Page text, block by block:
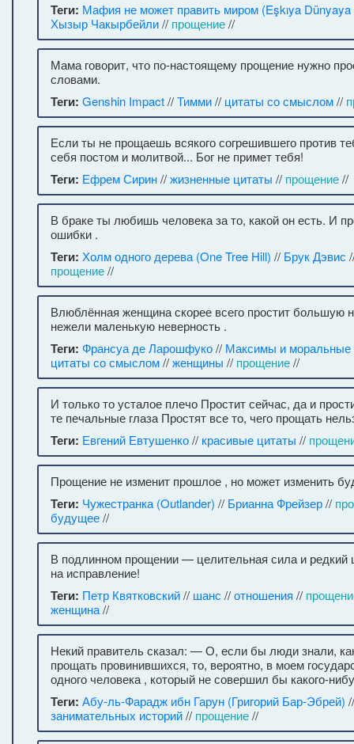
Теги: Мафия не может править миром (Eşkıya
Хызыр Чакырбейли// прощение//
Мама говорит, что по-настоящему прощение нужно
словами.
Теги: Genshin Impact//Тимми// цитаты со смыслом//
Если ты не прощаешь всякого согрешившего против
себя постом и молитвой... Бог не примет тебя!
Теги: Ефрем Сирин//жизненные цитаты // прощение//
В браке ты любишь человека за то, какой он есть. И
ошибки .
Теги: Холм одного дерева (One Tree Hill) // Брук Дэвис
прощение//
Влюблённая женщина скорее всего простит большую
нежели маленькую неверность .
Теги: Франсуа де Ларошфуко// Максимы и
цитаты со смыслом//женщины // прощение//
И только то усталое плечо Простит сейчас, да и
те печальные глаза Простят все то, чего прощать
Теги: Евгений Евтушенко// красивые цитаты //
Прощение не изменит прошлое , но может изменить
Теги: Чужестранка (Outlander) // Брианна Фрейзер//
будущее//
В подлинном прощении — целительная сила и редкий
на исправление!
Теги: Петр Квятковский// шанс //отношения //
женщина//
Некий правитель сказал: — О, если бы люди знали,
прощать провинившихся, то, вероятно, в моем
одного человека , который не совершил бы какого-
Теги: Абу-ль-Фарадж ибн Гарун (Григорий Бар-Эбрей)
занимательных историй// прощение//